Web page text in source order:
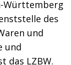
Württemberg
des
und
und
das LZBW.